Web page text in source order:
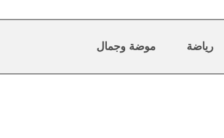
رياضة موضة وجمال